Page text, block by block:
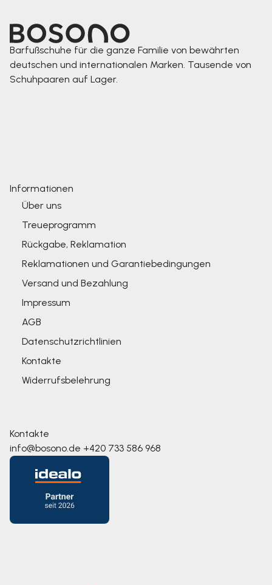
Barfußschuhe für die ganze Familie von bewährten
deutschen und internationalen Marken. Tausende von
Schuhpaaren auf Lager.
Informationen
Über uns
Treueprogramm
Rückgabe, Reklamation
Reklamationen und Garantiebedingungen
Versand und Bezahlung
Impressum
AGB
Datenschutzrichtlinien
Kontakte
Widerrufsbelehrung
Kontakte
info@bosono.de +420 733 586 968